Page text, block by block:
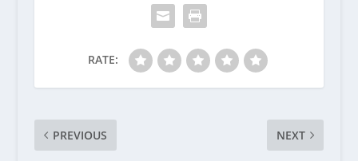
RATE:
PREVIOUS NEXT